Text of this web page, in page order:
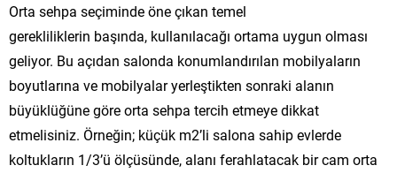
Orta sehpa seçiminde öne çıkan temel
gerekliliklerin başında, kullanılacağı ortama uygun olması
geliyor. Bu açıdan salonda konumlandırılan mobilyaların
boyutlarına ve mobilyalar yerleştikten sonraki alanın
büyüklüğüne göre orta sehpa tercih etmeye dikkat
etmelisiniz. Örneğin; küçük m2’li salona sahip evlerde
koltukların 1/3’ü ölçüsünde, alanı ferahlatacak bir cam orta